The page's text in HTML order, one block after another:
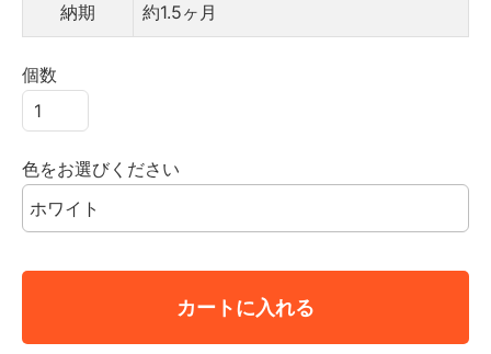
納期 約1.5ヶ月
個数
色をお選びください
カートに入れる